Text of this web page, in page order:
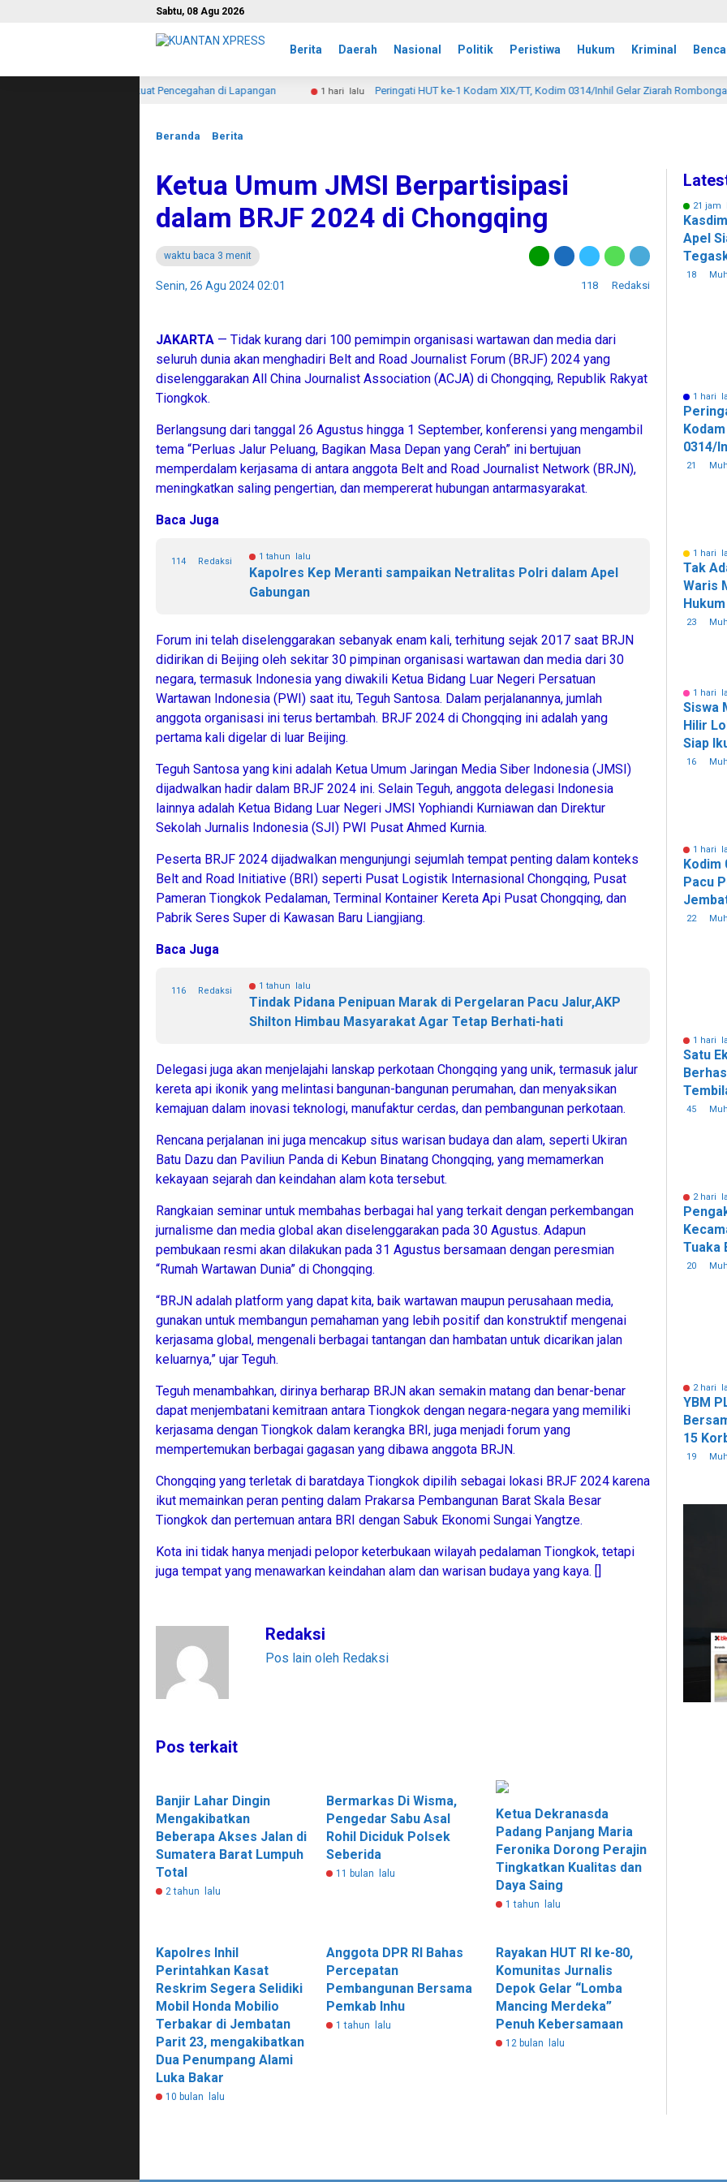
Sabtu, 08 Agu 2026
Berita Daerah Nasional Politik Peristiwa Hukum Kriminal
Komitmen TNI Perkuat Pencegahan di Lapangan 1 hari lalu Peringati HUT ke-1 Kodam XIX/TT, Kodim 0314/Inhil Gelar Ziarah Rombongan
Beranda Berita
Ketua Umum JMSI Berpartisipasi
dalam BRJF 2024 di Chongqing
waktu baca 3 menit
Senin, 26 Agu 2024 02:01 118 Redaksi
JAKARTA — Tidak kurang dari 100 pemimpin organisasi wartawan dan media dari
seluruh dunia akan menghadiri Belt and Road Journalist Forum (BRJF) 2024 yang
diselenggarakan All China Journalist Association (ACJA) di Chongqing, Republik Rakyat
Tiongkok.
Berlangsung dari tanggal 26 Agustus hingga 1 September, konferensi yang mengambil
tema “Perluas Jalur Peluang, Bagikan Masa Depan yang Cerah” ini bertujuan
memperdalam kerjasama di antara anggota Belt and Road Journalist Network (BRJN),
meningkatkan saling pengertian, dan mempererat hubungan antarmasyarakat.
Baca Juga
1 tahun lalu
Kapolres Kep Meranti sampaikan Netralitas Polri dalam Apel
Gabungan
114 Redaksi
Forum ini telah diselenggarakan sebanyak enam kali, terhitung sejak 2017 saat BRJN
didirikan di Beijing oleh sekitar 30 pimpinan organisasi wartawan dan media dari 30
negara, termasuk Indonesia yang diwakili Ketua Bidang Luar Negeri Persatuan
Wartawan Indonesia (PWI) saat itu, Teguh Santosa. Dalam perjalanannya, jumlah
anggota organisasi ini terus bertambah. BRJF 2024 di Chongqing ini adalah yang
pertama kali digelar di luar Beijing.
Teguh Santosa yang kini adalah Ketua Umum Jaringan Media Siber Indonesia (JMSI)
dijadwalkan hadir dalam BRJF 2024 ini. Selain Teguh, anggota delegasi Indonesia
lainnya adalah Ketua Bidang Luar Negeri JMSI Yophiandi Kurniawan dan Direktur
Sekolah Jurnalis Indonesia (SJI) PWI Pusat Ahmed Kurnia.
Peserta BRJF 2024 dijadwalkan mengunjungi sejumlah tempat penting dalam konteks
Belt and Road Initiative (BRI) seperti Pusat Logistik Internasional Chongqing, Pusat
Pameran Tiongkok Pedalaman, Terminal Kontainer Kereta Api Pusat Chongqing, dan
Pabrik Seres Super di Kawasan Baru Liangjiang.
Baca Juga
1 tahun lalu
Tindak Pidana Penipuan Marak di Pergelaran Pacu Jalur,AKP
Shilton Himbau Masyarakat Agar Tetap Berhati-hati
116 Redaksi
Delegasi juga akan menjelajahi lanskap perkotaan Chongqing yang unik, termasuk jalur
kereta api ikonik yang melintasi bangunan-bangunan perumahan, dan menyaksikan
kemajuan dalam inovasi teknologi, manufaktur cerdas, dan pembangunan perkotaan.
Rencana perjalanan ini juga mencakup situs warisan budaya dan alam, seperti Ukiran
Batu Dazu dan Paviliun Panda di Kebun Binatang Chongqing, yang memamerkan
kekayaan sejarah dan keindahan alam kota tersebut.
Rangkaian seminar untuk membahas berbagai hal yang terkait dengan perkembangan
jurnalisme dan media global akan diselenggarakan pada 30 Agustus. Adapun
pembukaan resmi akan dilakukan pada 31 Agustus bersamaan dengan peresmian
“Rumah Wartawan Dunia” di Chongqing.
“BRJN adalah platform yang dapat kita, baik wartawan maupun perusahaan media,
gunakan untuk membangun pemahaman yang lebih positif dan konstruktif mengenai
kerjasama global, mengenali berbagai tantangan dan hambatan untuk dicarikan jalan
keluarnya,” ujar Teguh.
Teguh menambahkan, dirinya berharap BRJN akan semakin matang dan benar-benar
dapat menjembatani kemitraan antara Tiongkok dengan negara-negara yang memiliki
kerjasama dengan Tiongkok dalam kerangka BRI, juga menjadi forum yang
mempertemukan berbagai gagasan yang dibawa anggota BRJN.
Chongqing yang terletak di baratdaya Tiongkok dipilih sebagai lokasi BRJF 2024 karena
ikut memainkan peran penting dalam Prakarsa Pembangunan Barat Skala Besar
Tiongkok dan pertemuan antara BRI dengan Sabuk Ekonomi Sungai Yangtze.
Kota ini tidak hanya menjadi pelopor keterbukaan wilayah pedalaman Tiongkok, tetapi
juga tempat yang menawarkan keindahan alam dan warisan budaya yang kaya. []
Redaksi
Pos lain oleh Redaksi
Pos terkait
Banjir Lahar Dingin
Mengakibatkan
Beberapa Akses Jalan di
Sumatera Barat Lumpuh
Total
2 tahun lalu
Bermarkas Di Wisma,
Pengedar Sabu Asal
Rohil Diciduk Polsek
Seberida
11 bulan lalu
Ketua Dekranasda
Padang Panjang Maria
Feronika Dorong Perajin
Tingkatkan Kualitas dan
Daya Saing
1 tahun lalu
Kapolres Inhil
Perintahkan Kasat
Reskrim Segera Selidiki
Mobil Honda Mobilio
Terbakar di Jembatan
Parit 23, mengakibatkan
Dua Penumpang Alami
Luka Bakar
10 bulan lalu
Anggota DPR RI Bahas
Percepatan
Pembangunan Bersama
Pemkab Inhu
1 tahun lalu
Rayakan HUT RI ke-80,
Komunitas Jurnalis
Depok Gelar “Lomba
Mancing Merdeka”
Penuh Kebersamaan
12 bulan lalu
21 jam
Apel
18
1 hari
0314/
21
1 hari
Tak
Waris
23
1 hari
Siswa
Hilir
Siap
16
1 hari
Kodim
Pacu
22
1 hari
Satu
Riau
45
2 hari
Tuaka
Cacat
20
2 hari
YBM
15
19